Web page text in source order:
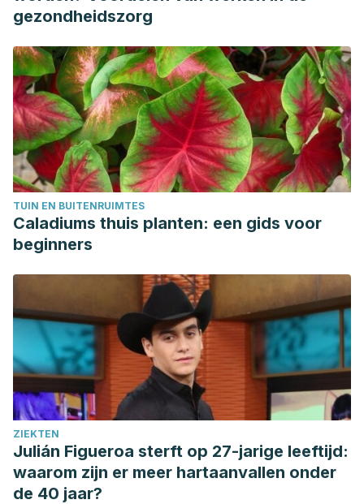
sistemática. Rehabil. integral (Impr.), 12(2), 66-74.
Pinilla, D., Mosqueira, B., Iza, B., & Carrillo, R.. (2005).
Mutismo acinético relacionado con hidrocefalia y cirugía
cerebelosa tratado con bromocriptina y efedrina: revisión
fisiopatológica. Neurocirugía, 16(2), 134-141. Recuperado
en 26 de abril de 2019, de http://scielo.isciii.es/scielo.php?
script=sci_arttext&pid=S1130-
14732005000200005&lng=es&tlng=es.
Rodrigo Agudo, J. L., Valdés Mas, M., Vargas Acosta, A. M.,
Ortiz Sánchez, M. L., Gil del Castillo, M. L., Carballo Álvarez,
diagnóstico y evolución a largo plazo en 29 pacientes con
enfermedad de Wilson. Revista Española de
Enfermedades Digestivas, 100(8), 456-461. Recuperado
en 26 de abril de 2019, de http://scielo.isciii.es/scielo.php?
script=sci_arttext&pid=S1130-
01082008000800002&lng=es&tlng=es.
gezondheidszorg
TUIN EN BUITENRUIMTES
Caladiums thuis planten: een gids voor
beginners
ZIEKTEN
Julián Figueroa sterft op 27-jarige leeftijd:
waarom zijn er meer hartaanvallen onder
de 40 jaar?